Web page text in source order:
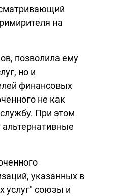
на
позволила ему
но и
финансовых
не как
При этом
указанных в
услуг" союзы и